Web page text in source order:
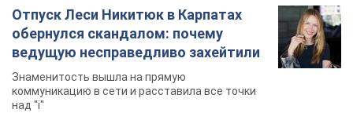
Отпуск Леси Никитюк в Карпатах
обернулся скандалом: почему
ведущую несправедливо захейтили
Знаменитость вышла на прямую
коммуникацию в сети и расставила все точки
над "i"